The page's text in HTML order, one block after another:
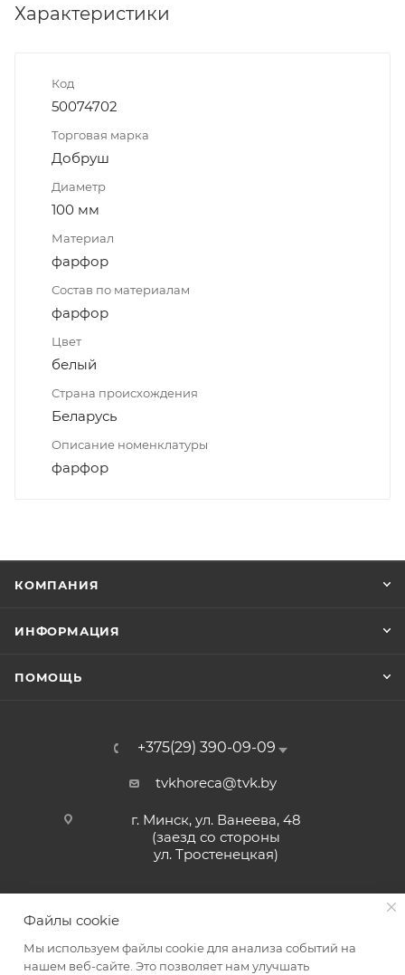
Характеристики
Код
50074702
Торговая марка
Добруш
Диаметр
100 мм
Материал
фарфор
Состав по материалам
фарфор
Цвет
белый
Страна происхождения
Беларусь
Описание номенклатуры
фарфор
КОМПАНИЯ
ИНФОРМАЦИЯ
ПОМОЩЬ
+375(29) 390-09-09
tvkhoreca@tvk.by
г. Минск, ул. Ванеева, 48
(заезд со стороны
ул. Тростенецкая)
Файлы cookie
Мы используем файлы cookie для анализа событий на
нашем веб-сайте. Это позволяет нам улучшать